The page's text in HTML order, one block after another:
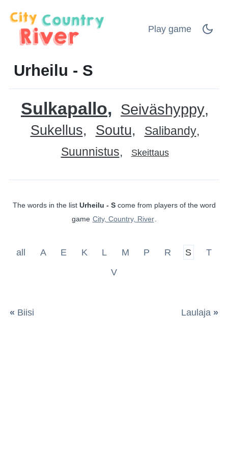
Play game
Urheilu - S
Sulkapallo Seiväshyppy
Sukellus Soutu
Salibandy
Suunnistus
Skeittaus
The words in the list Urheilu - Scome from players of the word
game City, Country, River
all A E K L M P R S
T
V
« Biisi Laulaja »